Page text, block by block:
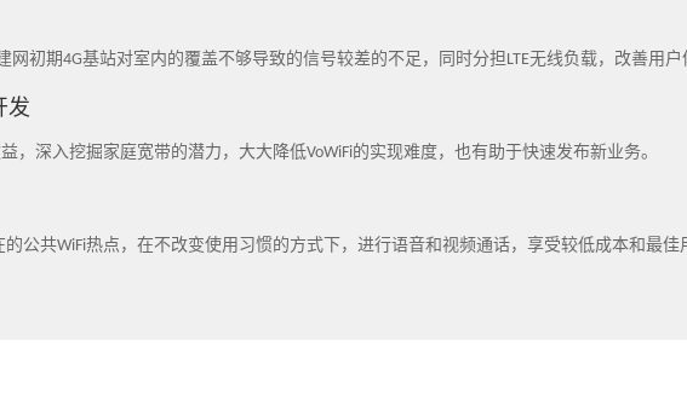
网初期4G基站对室内的覆盖不够导致的信号较差的不足，同时分担LTE无线负载，改善用户
发
，深入挖掘家庭宽带的潜力，大大降低VoWiFi的实现难度，也有助于快速发布新业务。
公共WiFi热点，在不改变使用习惯的方式下，进行语音和视频通话，享受较低成本和最佳